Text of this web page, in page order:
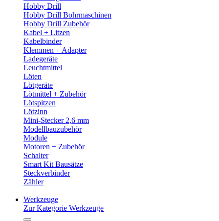
Hobby Drill
Hobby Drill Bohrmaschinen
Hobby Drill Zubehör
Kabel + Litzen
Kabelbinder
Klemmen + Adapter
Ladegeräte
Leuchtmittel
Löten
Lötgeräte
Lötmittel + Zubehör
Lötspitzen
Lötzinn
Mini-Stecker 2,6 mm
Modellbauzubehör
Module
Motoren + Zubehör
Schalter
Smart Kit Bausätze
Steckverbinder
Zähler
Werkzeuge
Zur Kategorie Werkzeuge